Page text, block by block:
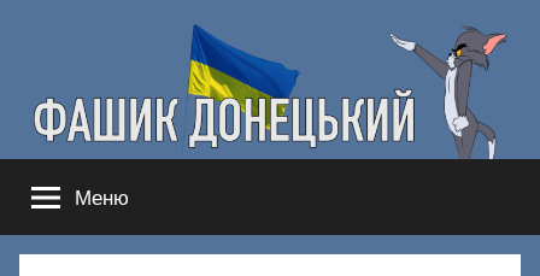
Фашик
Донецкий
гнобят
русню
Меню